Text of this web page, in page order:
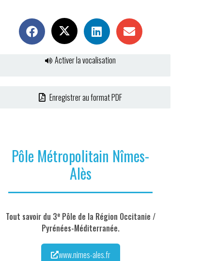
Activer la vocalisation
Enregistrer au format PDF
Pôle Métropolitain Nîmes-
Alès
Tout savoir du 3ePôle de la Région Occitanie /
Pyrénées-Méditerranée.
www.nimes-ales.fr